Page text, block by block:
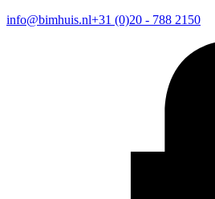
info@bimhuis.nl+31 (0)20 - 788 2150